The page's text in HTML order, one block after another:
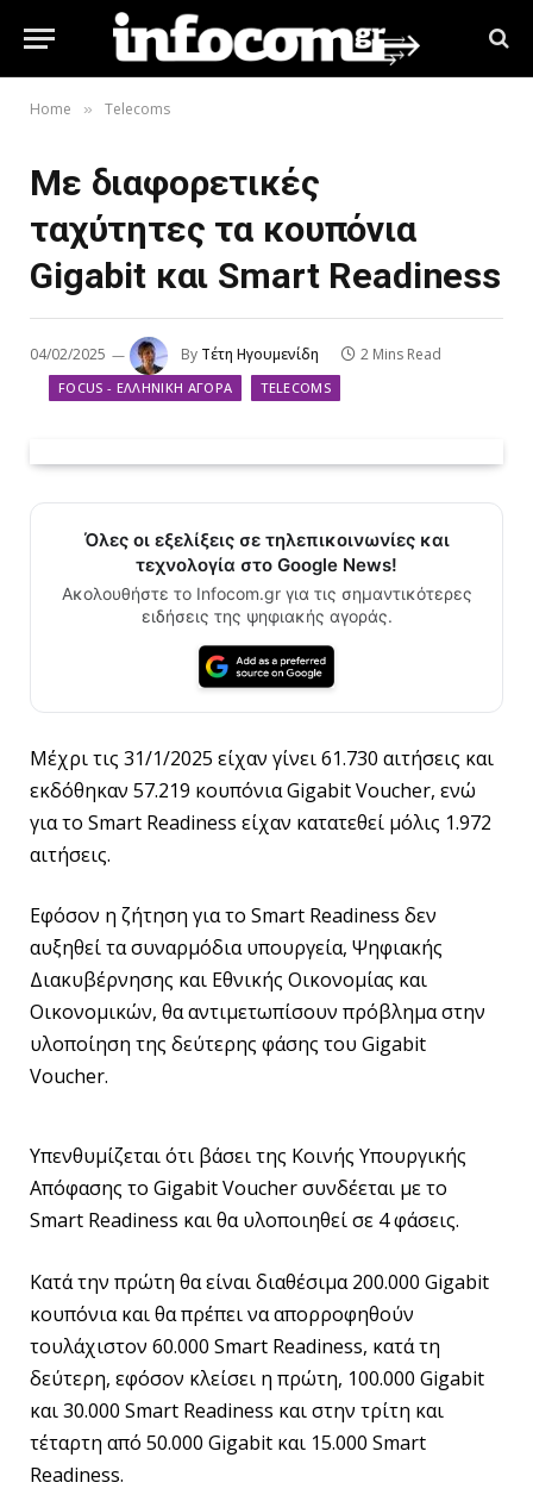
Home » Telecoms
Με διαφορετικές
ταχύτητες τα κουπόνια
Gigabit και Smart Readiness
04/02/2025 By Τέτη Ηγουμενίδη 2 Mins Read
FOCUS - ΕΛΛΗΝΙΚΉ ΑΓΟΡΆ TELECOMS
Όλες οι εξελίξεις σε τηλεπικοινωνίες και
τεχνολογία στο Google News!
Ακολουθήστε το Infocom.gr για τις σημαντικότερες
ειδήσεις της ψηφιακής αγοράς.
Μέχρι τις 31/1/2025 είχαν γίνει 61.730 αιτήσεις και
εκδόθηκαν 57.219 κουπόνια Gigabit Voucher, ενώ
για το Smart Readiness είχαν κατατεθεί μόλις 1.972
αιτήσεις.
Εφόσον η ζήτηση για το Smart Readiness δεν
αυξηθεί τα συναρμόδια υπουργεία, Ψηφιακής
Διακυβέρνησης και Εθνικής Οικονομίας και
Οικονομικών, θα αντιμετωπίσουν πρόβλημα στην
υλοποίηση της δεύτερης φάσης του Gigabit
Voucher.
Υπενθυμίζεται ότι βάσει της Κοινής Υπουργικής
Απόφασης το Gigabit Voucher συνδέεται με το
Smart Readiness και θα υλοποιηθεί σε 4 φάσεις.
Κατά την πρώτη θα είναι διαθέσιμα 200.000 Gigabit
κουπόνια και θα πρέπει να απορροφηθούν
τουλάχιστον 60.000 Smart Readiness, κατά τη
δεύτερη, εφόσον κλείσει η πρώτη, 100.000 Gigabit
και 30.000 Smart Readiness και στην τρίτη και
τέταρτη από 50.000 Gigabit και 15.000 Smart
Readiness.